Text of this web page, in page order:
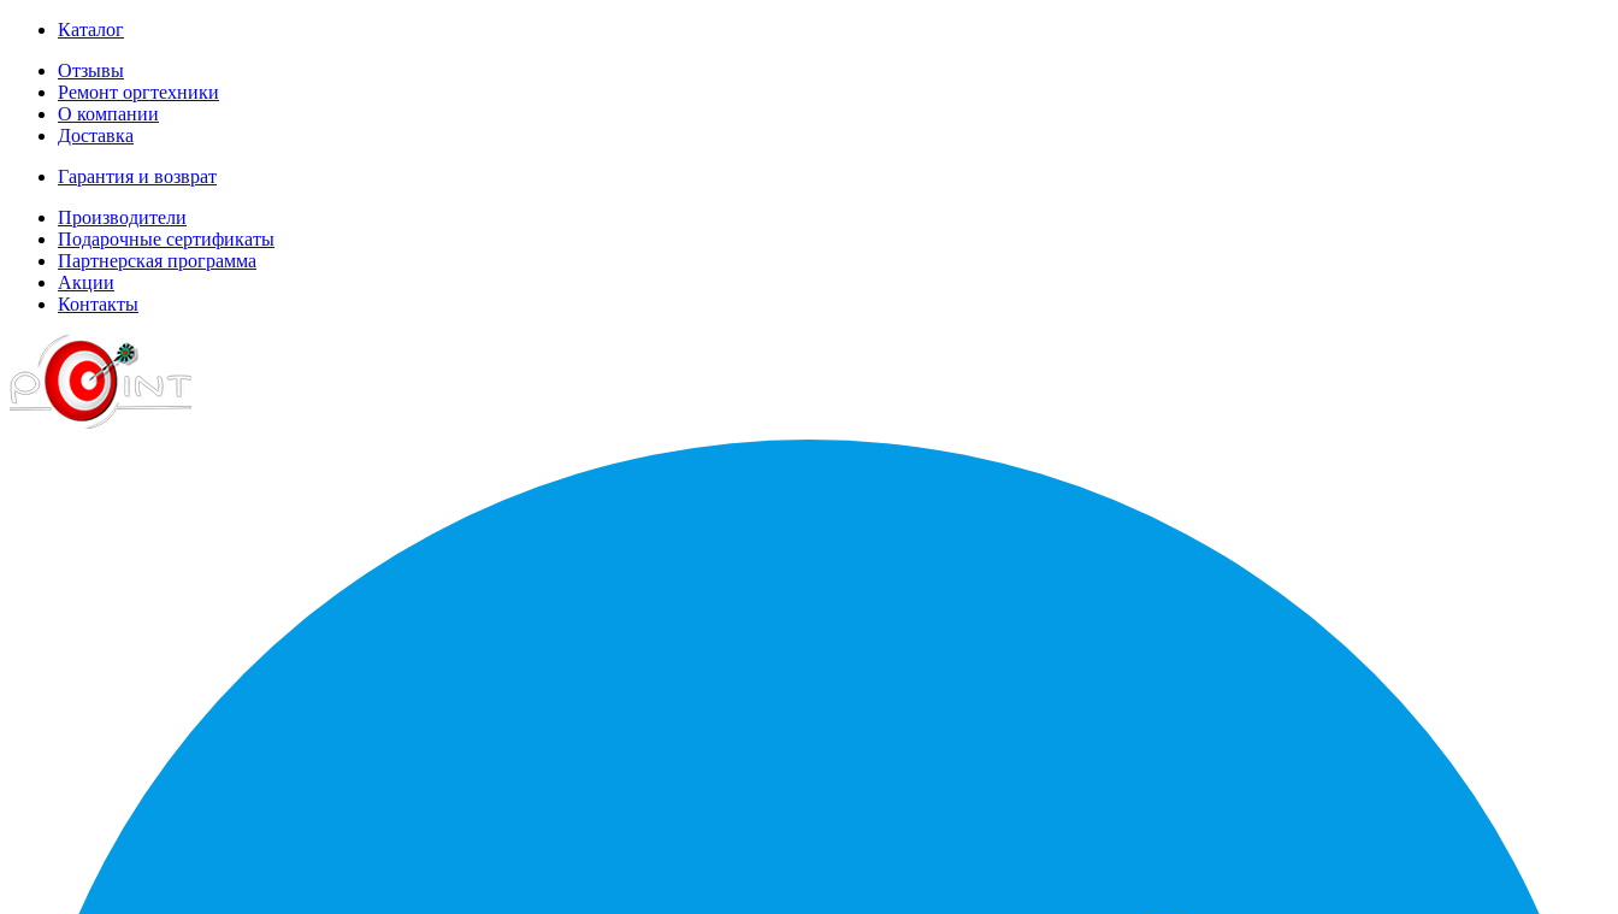
Каталог
Отзывы
Ремонт оргтехники
О компании
Доставка
Гарантия и возврат
Производители
Подарочные сертификаты
Партнерская программа
Акции
Контакты